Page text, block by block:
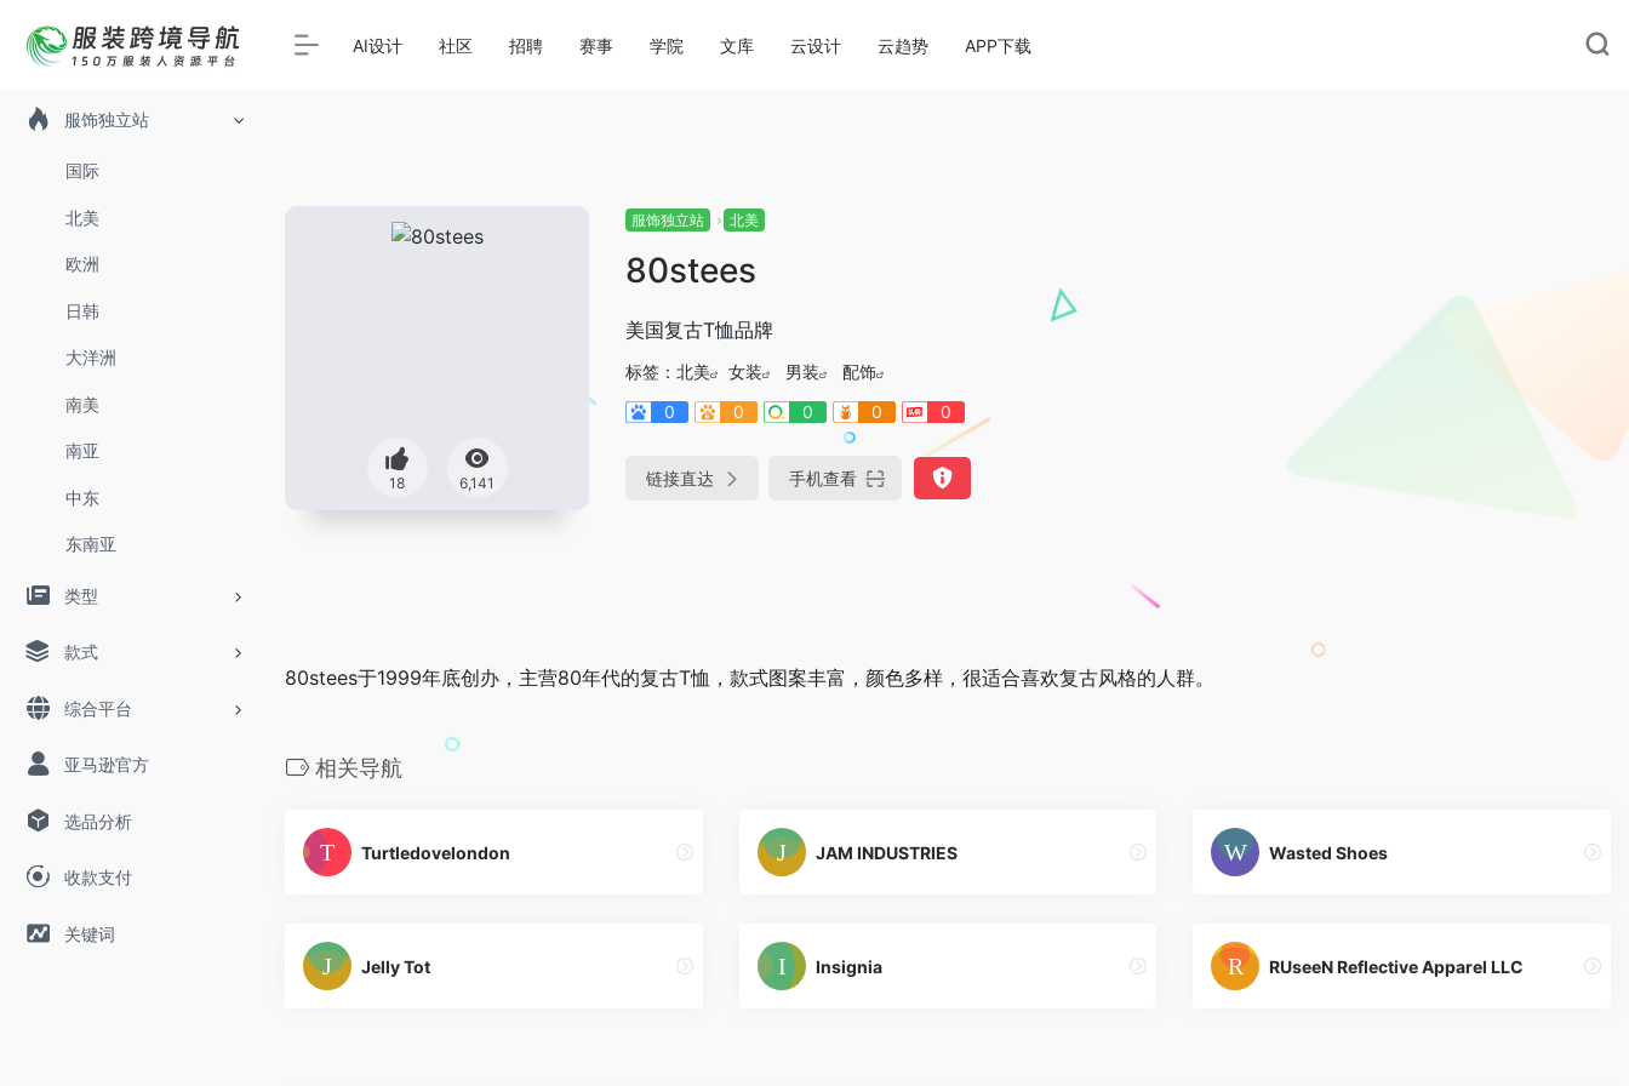
服饰独立站
国际
北美
欧洲
日韩
大洋洲
南美
南亚
中东
东南亚
类型
款式
综合平台
亚马逊官方
选品分析
收款支付
关键词
AI设计 社区 招聘 赛事 学院 文库 云设计 云趋势 APP下载
18 6,141
服饰独立站 北美
80stees
美国复古T恤品牌
标签： 北美 女装 男装
配饰
0
0 0 0 0
链接直达 手机查看
80stees于1999年底创办，主营80年代的复古T恤，款式图案丰富，颜色多样，很适合喜欢复古风格的人群。
相关导航
Turtledovelondon JAM INDUSTRIES Wasted Shoes
Jelly Tot Insignia RUseeN Reflective Apparel LLC